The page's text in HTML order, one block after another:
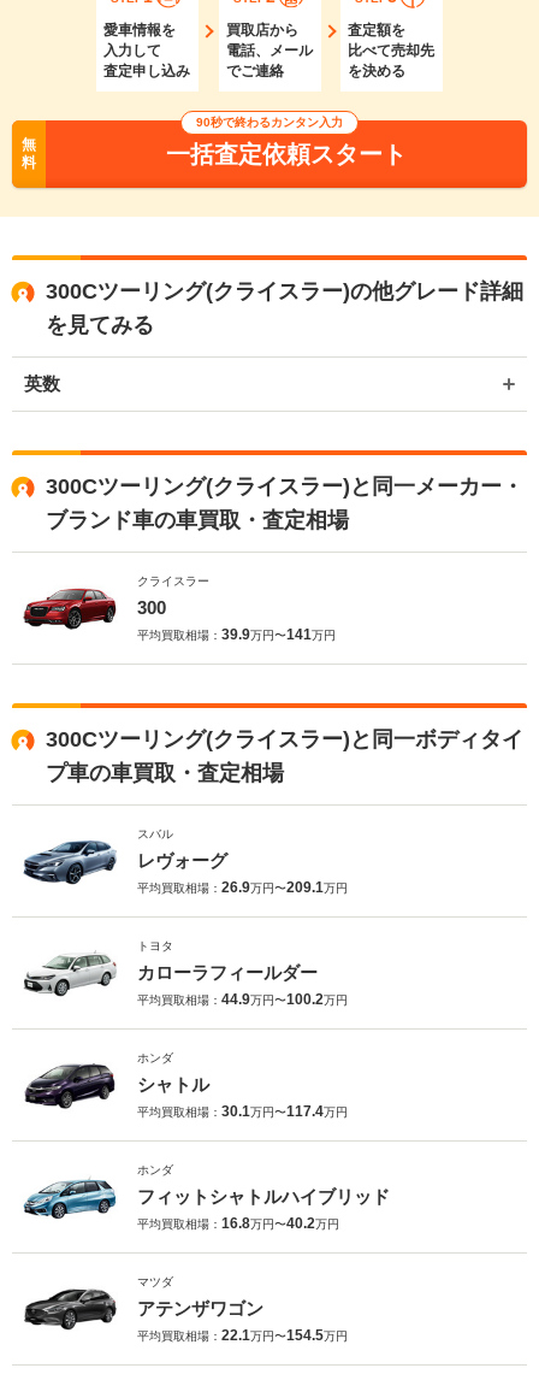
愛車情報を
入力して
査定申し込み
買取店から
電話、メール
でご連絡
査定額を
比べて売却先
を決める
無
料
90秒で終わるカンタン入力
一括査定依頼スタート
300Cツーリング(クライスラー)の他グレード詳細
を見てみる
英数
300Cツーリング(クライスラー)と同一メーカー・
ブランド車の車買取・査定相場
クライスラー
300
平均買取相場： 39.9万円〜141万円
300Cツーリング(クライスラー)と同一ボディタイ
プ車の車買取・査定相場
スバル
レヴォーグ
平均買取相場： 26.9万円〜209.1万円
トヨタ
カローラフィールダー
平均買取相場： 44.9万円〜100.2万円
ホンダ
シャトル
平均買取相場： 30.1万円〜117.4万円
ホンダ
フィットシャトルハイブリッド
平均買取相場： 16.8万円〜40.2万円
マツダ
アテンザワゴン
平均買取相場： 22.1万円〜154.5万円